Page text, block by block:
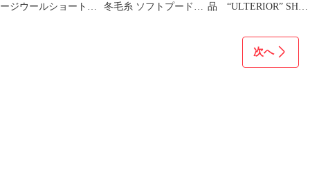
ージウールショートV
冬毛糸 ソフトプードル 品 “ULTERIOR” SH-
次へ